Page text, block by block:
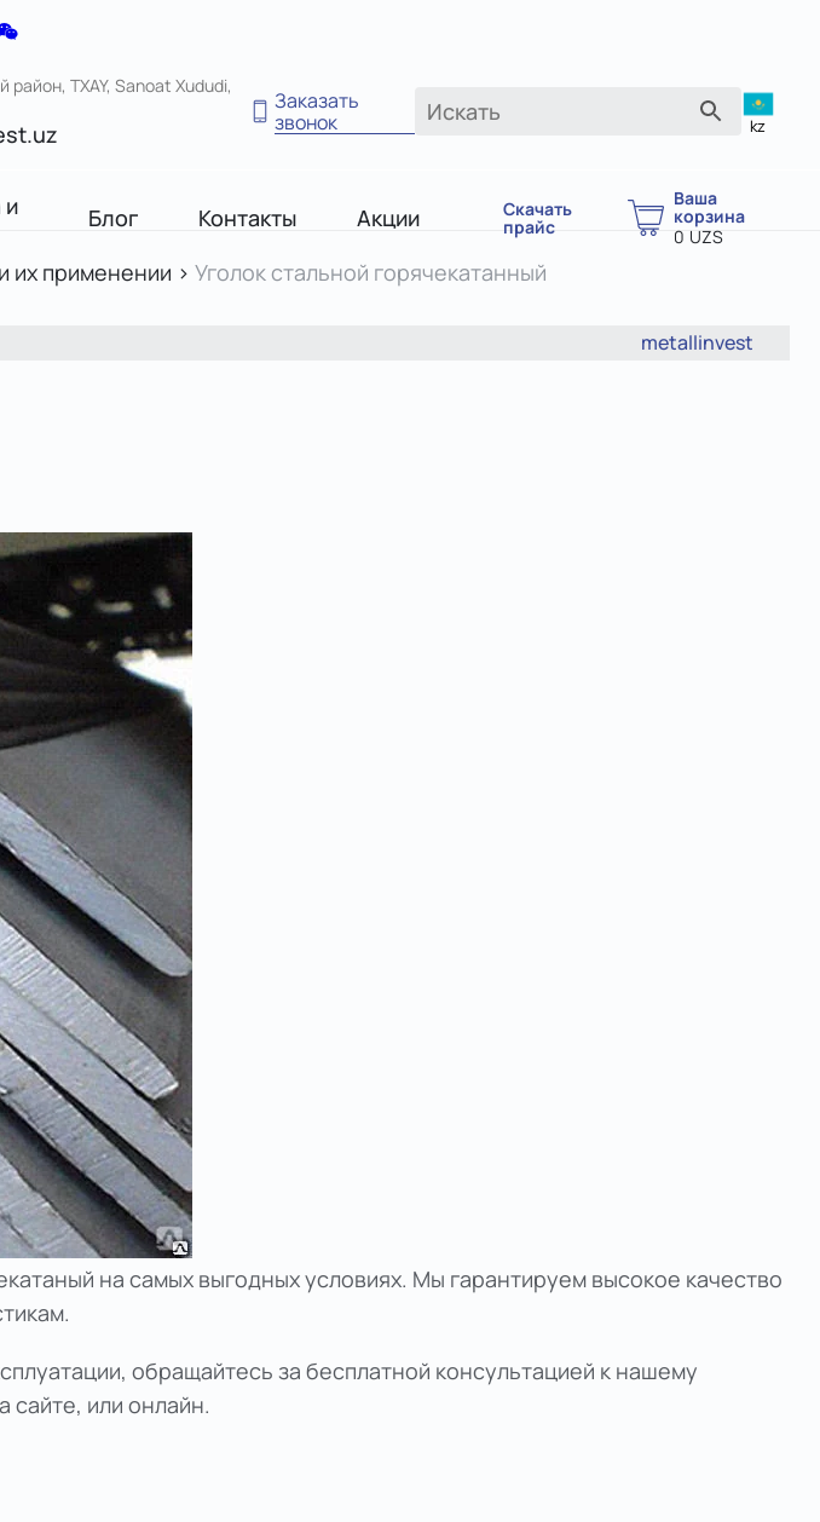
район, TXAY, Sanoat Xududi,
Заказать
звонок
kz
и Блог Контакты Акции Скачать
прайс
Ваша
корзина
0 UZS
их применении > Уголок стальной горячекатанный
metallinvest
на самых выгодных условиях. Мы гарантируем высокое качество
обращайтесь за бесплатной консультацией к нашему
или онлайн.